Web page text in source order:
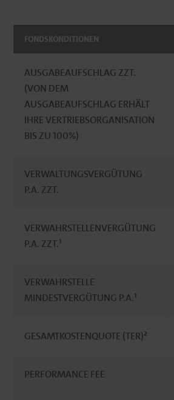
FONDSKONDITIONEN
AUSGABEAUFSCHLAG ZZT.
(VON DEM
AUSGABEAUFSCHLAG ERHÄLT
IHRE VERTRIEBSORGANISATION
BIS ZU 100%)
VERWALTUNGSVERGÜTUNG
P.A. ZZT.
VERWAHRSTELLENVERGÜTUNG
P.A. ZZT.¹
VERWAHRSTELLE
MINDESTVERGÜTUNG P.A.¹
GESAMTKOSTENQUOTE (TER)²
PERFORMANCE FEE